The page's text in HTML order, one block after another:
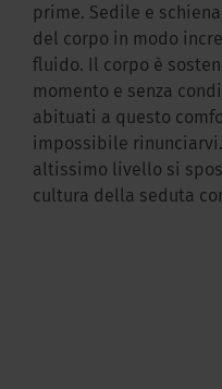
prime. Sedile e
del corpo in modo
fluido. Il corpo è
momento e senza
abituati a questo
impossibile
altissimo livello si
cultura della seduta